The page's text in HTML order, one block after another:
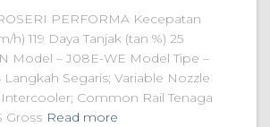
PERFORMA Kecepatan
h) 119 Daya Tanjak (tan %) 25
Model – J08E-WE Model Tipe –
Segaris; Variable Nozzle
Common Rail Tenaga
Gross Read more